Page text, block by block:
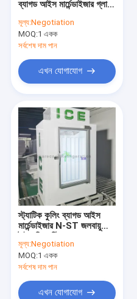
স্টেইনলেস স্টীল খাড়া রেফ্রিজারেটর
রেফ্রিজারেটেড সালাদেট কাউন্টার
রেফ্রিজারেটেড পিজা প্রিপ টেবিল
ব্যাগড আইস মার্চেন্ডাইজার গ্লাস
মূল্য:Negotiation
MOQ:1 একক
সর্বশেষ দাম পান
এখন যোগাযোগ
স্ট্যাটিক কুলিং ব্যাগড আইস
মার্চেন্ডাইজার N-ST জলবায়ু
মূল্য:Negotiation
MOQ:1 একক
সর্বশেষ দাম পান
এখন যোগাযোগ